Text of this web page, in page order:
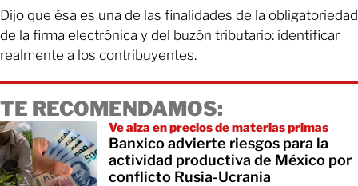
Dijo que ésa es una de las finalidades de la obligatoriedad
de la firma electrónica y del buzón tributario: identificar
realmente a los contribuyentes.
TE RECOMENDAMOS:
Ve alza en precios de materias primas
Banxico advierte riesgos para la
actividad productiva de México por
conflicto Rusia-Ucrania